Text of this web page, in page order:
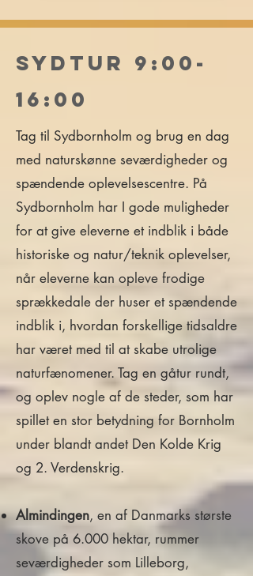
Sydtur 9:00-
16:00
Tag til Sydbornholm og brug en dag
med naturskønne seværdigheder og
spændende oplevelsescentre. På
Sydbornholm har I gode muligheder
for at give eleverne et indblik i både
historiske og natur/teknik oplevelser,
når eleverne kan opleve frodige
sprækkedale der huser et spændende
indblik i, hvordan forskellige tidsaldre
har været med til at skabe utrolige
naturfænomener. Tag en gåtur rundt,
og oplev nogle af de steder, som har
spillet en stor betydning for Bornholm
under blandt andet Den Kolde Krig
og 2. Verdenskrig.
Almindingen, en af Danmarks største
skove på 6.000 hektar, rummer
seværdigheder som Lilleborg,